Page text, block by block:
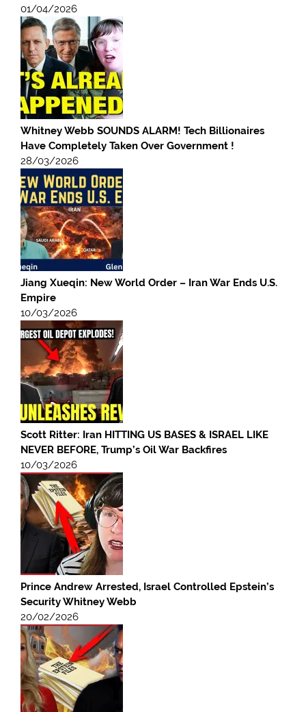
01/04/2026
Whitney Webb SOUNDS ALARM! Tech Billionaires
Have Completely Taken Over Government !
28/03/2026
Jiang Xueqin: New World Order – Iran War Ends U.S.
Empire
10/03/2026
Scott Ritter: Iran HITTING US BASES & ISRAEL LIKE
NEVER BEFORE, Trump’s Oil War Backfires
10/03/2026
Prince Andrew Arrested, Israel Controlled Epstein’s
Security Whitney Webb
20/02/2026